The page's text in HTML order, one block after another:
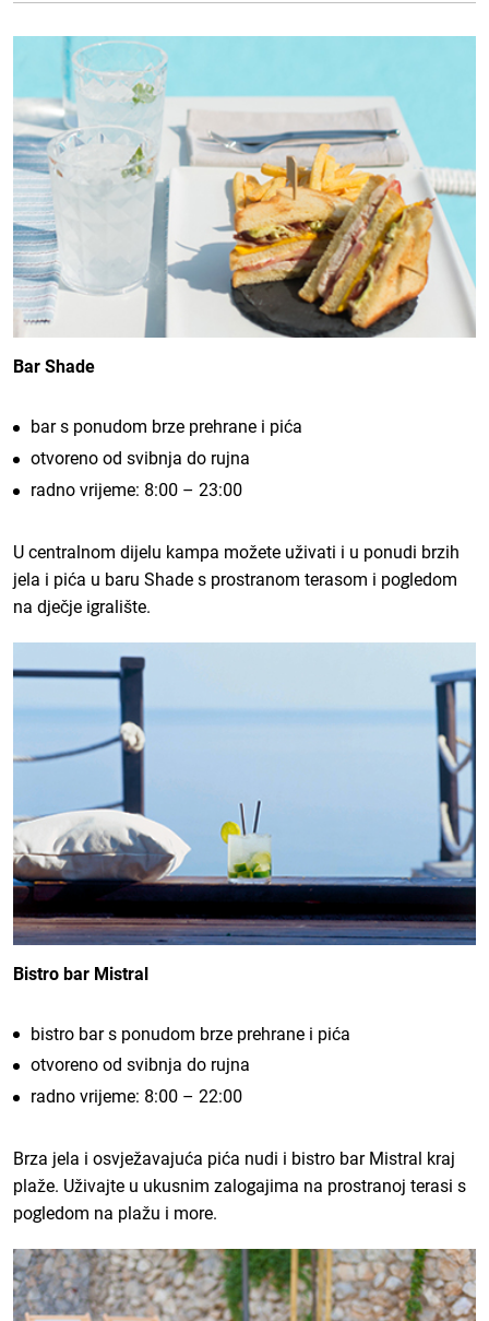
Bar Shade
bar s ponudom brze prehrane i pića
otvoreno od svibnja do rujna
radno vrijeme: 8:00 – 23:00
U centralnom dijelu kampa možete uživati i u ponudi brzih
jela i pića u baru Shade s prostranom terasom i pogledom
na dječje igralište.
Bistro bar Mistral
bistro bar s ponudom brze prehrane i pića
otvoreno od svibnja do rujna
radno vrijeme: 8:00 – 22:00
Brza jela i osvježavajuća pića nudi i bistro bar Mistral kraj
plaže. Uživajte u ukusnim zalogajima na prostranoj terasi s
pogledom na plažu i more.